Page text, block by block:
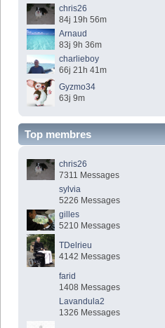
chris26
84j 19h 56m
Arnaud
83j 9h 36m
charlieboy
66j 21h 41m
Gyzmo34
63j 9m
Top membres
chris26
7311 Messages
sylvia
5226 Messages
gilles
5210 Messages
TDelrieu
4142 Messages
farid
1408 Messages
Lavandula2
1326 Messages